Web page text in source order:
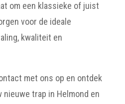
om een klassieke of juist
voor de ideale
kwaliteit en
met ons op en ontdek
nieuwe trap in Helmond en